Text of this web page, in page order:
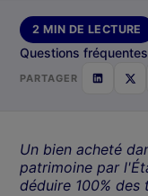
2 MIN DE LECTURE
Questions fréquentes
PARTAGER
Un bien acheté
patrimoine par
déduire 100%